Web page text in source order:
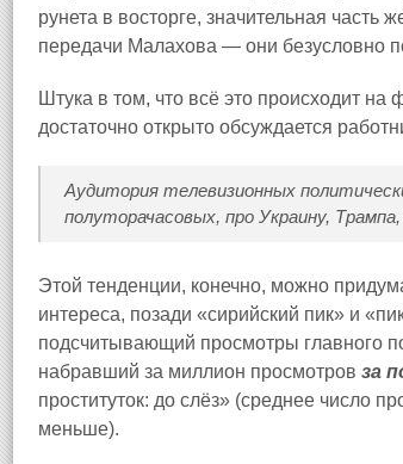
рунета в восторге, значительная
передачи Малахова — они безусловно
Штука в том, что всё это происходит
достаточно открыто обсуждается
Аудитория телевизионных
полуторачасовых, про Украину,
Этой тенденции, конечно, можно
интереса, позади «сирийский пик» и
подсчитывающий просмотры главного
набравший за миллион просмотров за
проституток: до слёз» (среднее число
меньше).